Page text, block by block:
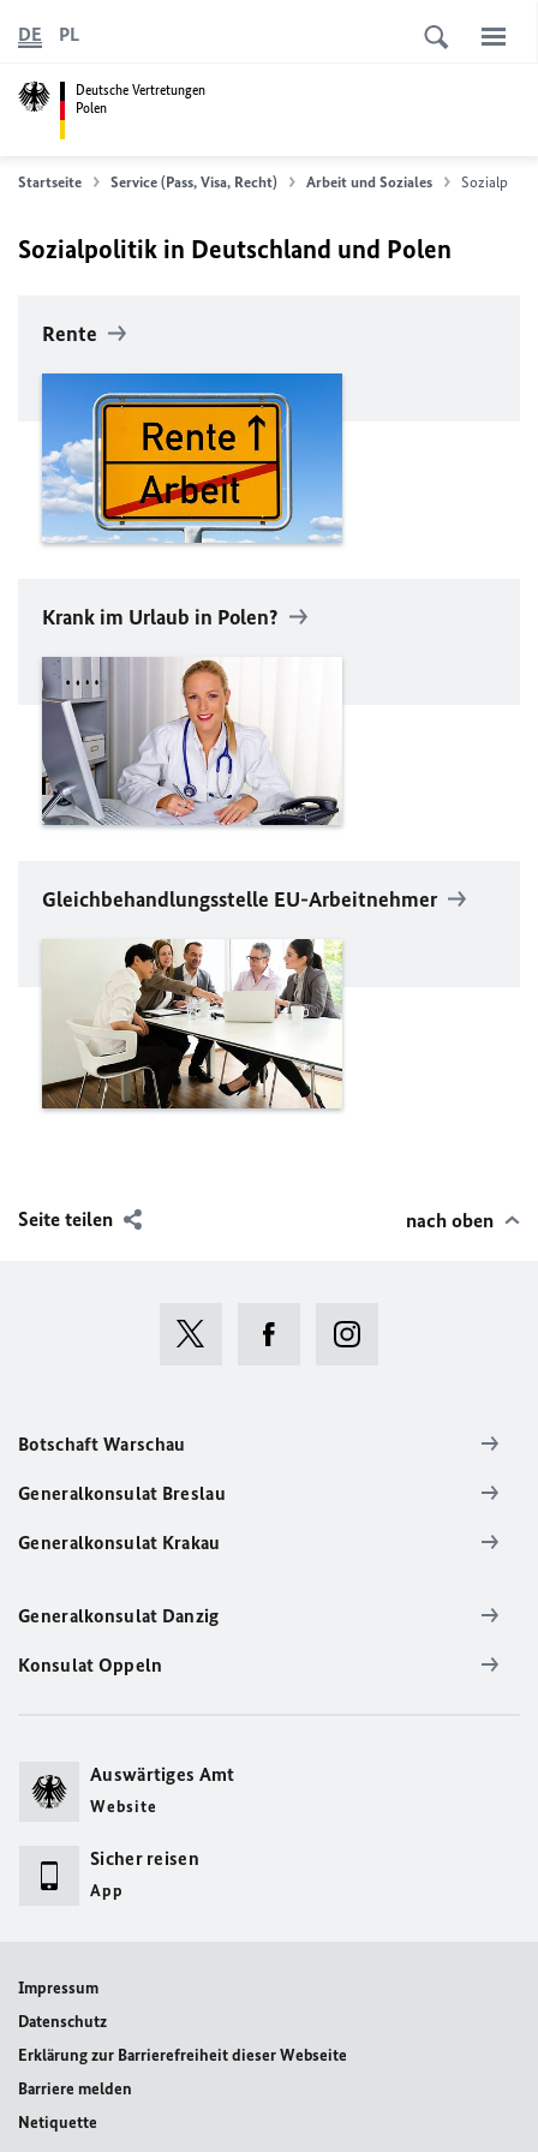
Deutsche Vertretungen
Polen
DE PL
Startseite Service (Pass, Visa, Recht) Arbeit und Soziales
Sozialpolitik in Deutschland und Polen
Rente
Krank im Urlaub in Polen?
Gleichbehandlungsstelle EU-Arbeitnehmer
Seite teilen nach oben
Botschaft Warschau
Generalkonsulat Breslau
Generalkonsulat Krakau
Generalkonsulat Danzig
Konsulat Oppeln
Auswärtiges Amt
Website
Sicher reisen
App
Impressum
Datenschutz
Erklärung zur Barrierefreiheit dieser Webseite
Barriere melden
Netiquette